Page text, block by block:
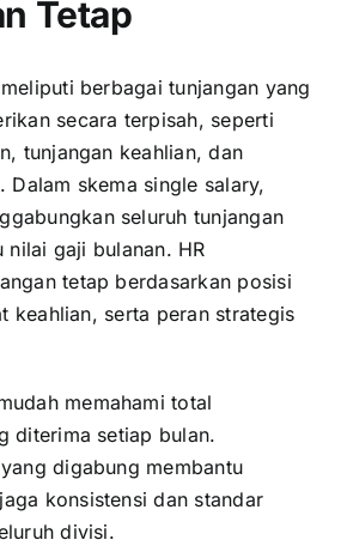
Tetap
berbagai tunjangan yang
secara terpisah, seperti
tunjangan keahlian, dan
Dalam skema single salary,
seluruh tunjangan
nilai gaji bulanan. HR
tetap berdasarkan posisi
keahlian, serta peran strategis
memahami total
diterima setiap bulan.
digabung membantu
konsistensi dan standar
divisi.